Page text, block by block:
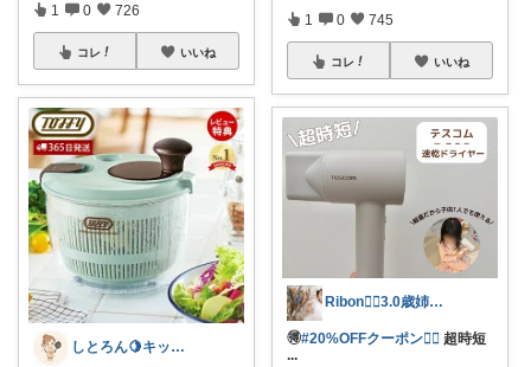
1 0 726
コレ いいね
しとろん🍋キッチンと暮らしの愛用品
1 0 745
コレ いいね
Ribon❁⃘3.0歳姉妹ﾏﾏ👧🏻♡
🉐#20%OFFクーポン❤️‍🔥 超時短
...